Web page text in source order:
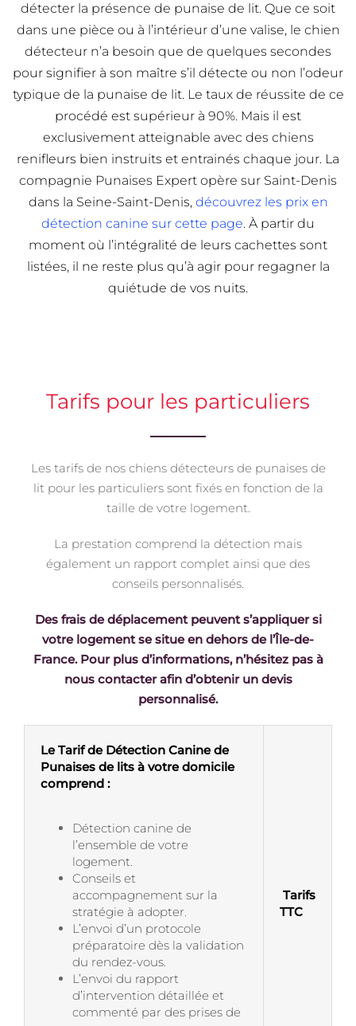
détecter la présence de punaise de lit. Que ce soit
dans une pièce ou à l’intérieur d’une valise, le chien
détecteur n’a besoin que de quelques secondes
pour signifier à son maître s’il détecte ou non l’odeur
typique de la punaise de lit. Le taux de réussite de ce
procédé est supérieur à 90%. Mais il est
exclusivement atteignable avec des chiens
renifleurs bien instruits et entrainés chaque jour. La
compagnie Punaises Expert opère sur Saint-Denis
dans la Seine-Saint-Denis, découvrez les prix en
détection canine sur cette page. À partir du
moment où l’intégralité de leurs cachettes sont
listées, il ne reste plus qu’à agir pour regagner la
quiétude de vos nuits.
Tarifs pour les particuliers
Les tarifs de nos chiens détecteurs de punaises de
lit pour les particuliers sont fixés en fonction de la
taille de votre logement.
La prestation comprend la détection mais
également un rapport complet ainsi que des
conseils personnalisés.
Des frais de déplacement peuvent s’appliquer si
votre logement se situe en dehors de l’Île-de-
France. Pour plus d’informations, n’hésitez pas à
nous contacter afin d’obtenir un devis
personnalisé.
Le Tarif de Détection Canine de
Punaises de lits à votre domicile
comprend :
Détection canine de
l’ensemble de votre
logement.
Conseils et
accompagnement sur la
stratégie à adopter.
L’envoi d’un protocole
préparatoire dès la validation
du rendez-vous.
L’envoi du rapport
d’intervention détaillée et
commenté par des prises de
Tarifs
TTC